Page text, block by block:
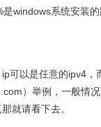
windows系统安装的
可以是任意的ipv4，
）举例，一般情
就请看下去。